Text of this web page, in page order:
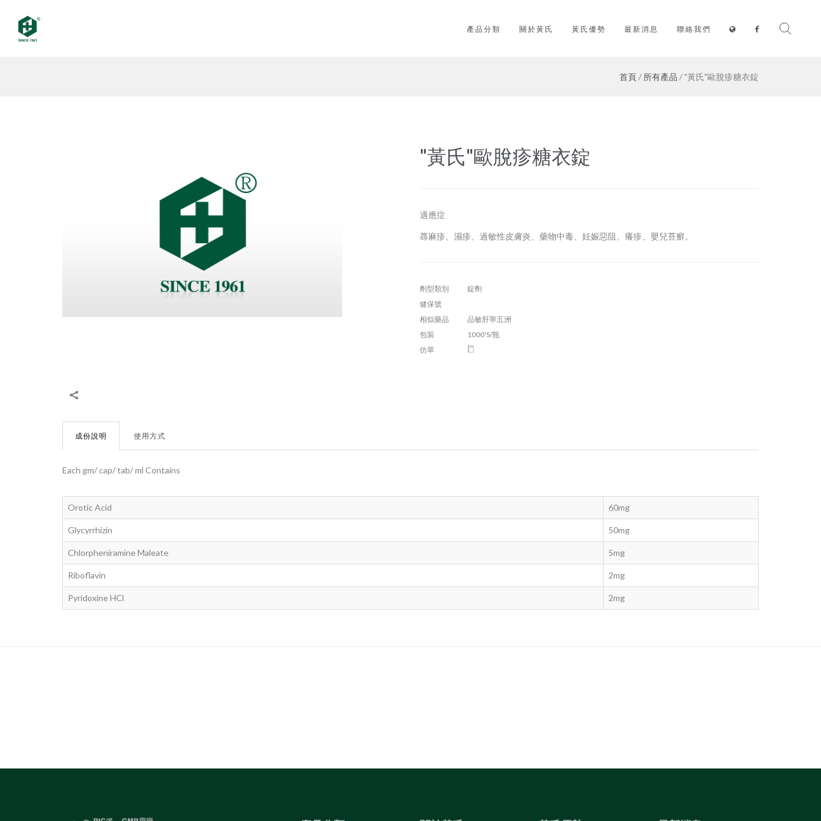
產品分類 關於黃氏 黃氏優勢 最新消息 聯絡我們
首頁/ 所有產品 / "黃氏"歐脫疹糖衣錠
"黃氏"歐脫疹糖衣錠
適應症
蕁麻疹、濕疹、過敏性皮膚炎、藥物中毒、妊娠惡阻、癢疹、嬰兒苔癬。
劑型類別
錠劑
健保號
相似藥品
品敏肝寧五洲
包裝
1000'S/瓶
仿單
成份說明 使用方式
Each gm/ cap/ tab/ ml Contains
Orotic Acid 60mg
Glycyrrhizin 50mg
Chlorpheniramine Maleate 5mg
Riboflavin 2mg
Pyridoxine HCl 2mg